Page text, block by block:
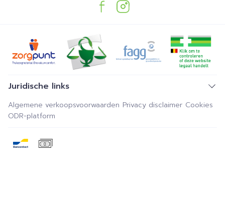
Juridische links
Algemene verkoopsvoorwaarden Privacy disclaimer Cookies
ODR-platform